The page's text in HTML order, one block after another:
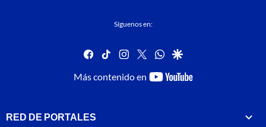
Síguenos en:
facebook
tiktok instagram
twitterwhatsapp
google
Más contenido en
youtube-
RED DE PORTALES